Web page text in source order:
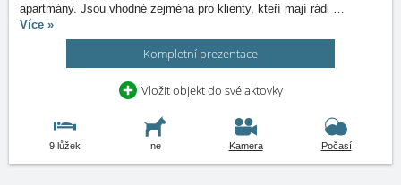
apartmány. Jsou vhodné zejména pro klienty, kteří mají rádi …
Více »
Kompletní prezentace
Vložit objekt do své aktovky
9 lůžek ne Kamera Počasí